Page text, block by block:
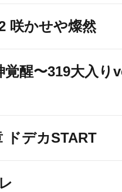
咲かせや燦然
覚醒〜319大入り
ドデカSTART